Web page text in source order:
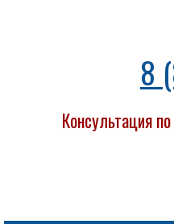
8
Консультация